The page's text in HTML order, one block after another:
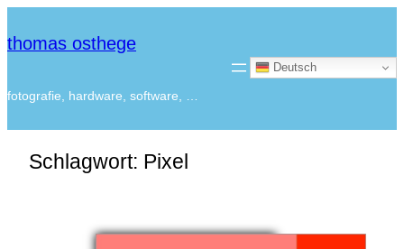
thomas osthege
fotografie, hardware, software, …
Deutsch
Schlagwort: Pixel